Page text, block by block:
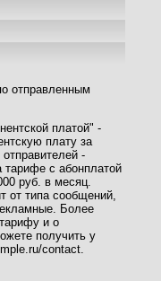
отправленным
платой" -
плату за
-
с абонплатой
руб. в месяц.
от типа сообщений,
Более
и о
получить у
contact.